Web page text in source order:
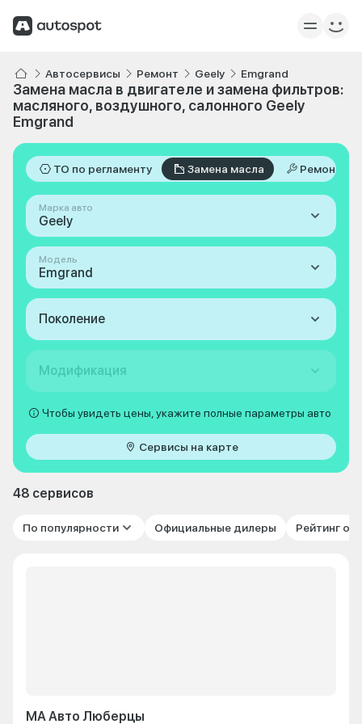
Автосервисы Ремонт Geely Emgrand
Замена масла в двигателе и замена фильтров:
масляного, воздушного, салонного Geely
Emgrand
ТО по регламенту Замена масла Ремонт
Марка авто
Geely
Модель
Emgrand
Поколение
Модификация
Чтобы увидеть цены, укажите полные параметры авто
Сервисы на карте
48 сервисов
По популярности Официальные дилеры Рейтинг
МА Авто Люберцы